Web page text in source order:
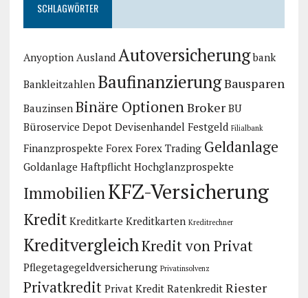
SCHLAGWÖRTER
Anyoption Ausland Autoversicherung bank
Bankleitzahlen BaufinanzierungBausparen
Bauzinsen Binäre OptionenBroker BU
Büroservice Depot Devisenhandel Festgeld Filialbank
Finanzprospekte Forex Forex Trading Geldanlage
Goldanlage Haftpflicht Hochglanzprospekte
ImmobilienKFZ-Versicherung
Kredit Kreditkarte Kreditkarten Kreditrechner
KreditvergleichKredit von Privat
Pflegetagegeldversicherung Privatinsolvenz
Privatkredit Privat Kredit Ratenkredit Riester